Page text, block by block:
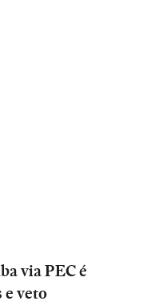
via PEC é
veto